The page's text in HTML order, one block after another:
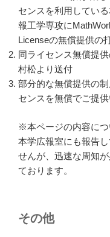
センスを利用してい
報工学専攻に
Licenseの無償提供の
同ライセンス無償提
村松より送付
部分的な無償提供の
センスを無償でご提
※本ページの内容につ
本学広報室にも報告
せんが、迅速な周知
ております。
その他